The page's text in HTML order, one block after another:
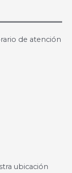
de atención
ubicación